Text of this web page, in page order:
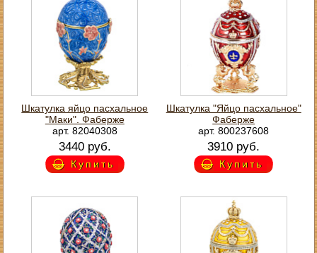
Шкатулка яйцо пасхальное
"Маки". Фаберже
арт. 82040308
3440 руб.
Купить
Шкатулка "Яйцо пасхальное"
Фаберже
арт. 800237608
3910 руб.
Купить